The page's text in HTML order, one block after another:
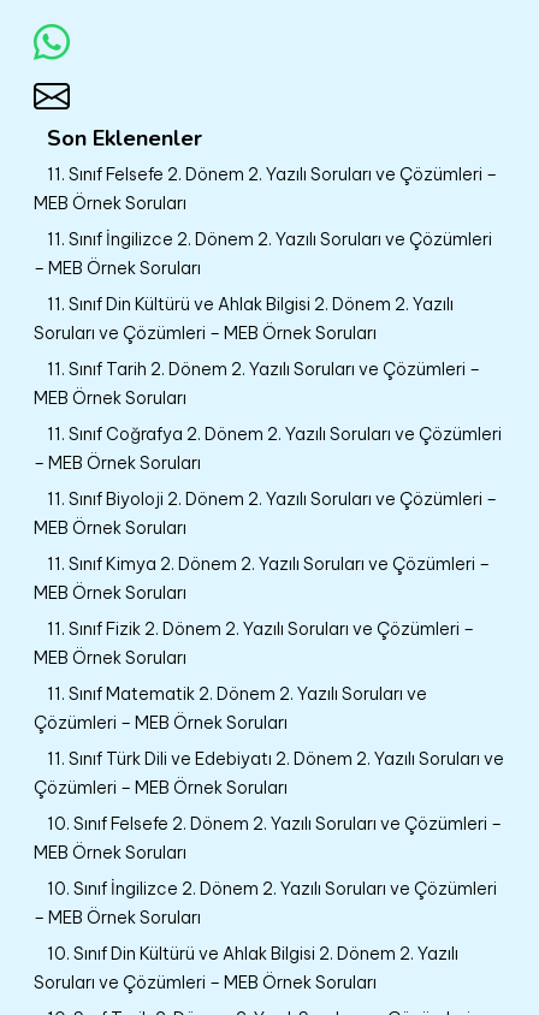
Son Eklenenler
11. Sınıf Felsefe 2. Dönem 2. Yazılı Soruları ve Çözümleri –
MEB Örnek Soruları
11. Sınıf İngilizce 2. Dönem 2. Yazılı Soruları ve Çözümleri
– MEB Örnek Soruları
11. Sınıf Din Kültürü ve Ahlak Bilgisi 2. Dönem 2. Yazılı
Soruları ve Çözümleri – MEB Örnek Soruları
11. Sınıf Tarih 2. Dönem 2. Yazılı Soruları ve Çözümleri –
MEB Örnek Soruları
11. Sınıf Coğrafya 2. Dönem 2. Yazılı Soruları ve Çözümleri
– MEB Örnek Soruları
11. Sınıf Biyoloji 2. Dönem 2. Yazılı Soruları ve Çözümleri –
MEB Örnek Soruları
11. Sınıf Kimya 2. Dönem 2. Yazılı Soruları ve Çözümleri –
MEB Örnek Soruları
11. Sınıf Fizik 2. Dönem 2. Yazılı Soruları ve Çözümleri –
MEB Örnek Soruları
11. Sınıf Matematik 2. Dönem 2. Yazılı Soruları ve
Çözümleri – MEB Örnek Soruları
11. Sınıf Türk Dili ve Edebiyatı 2. Dönem 2. Yazılı Soruları ve
Çözümleri – MEB Örnek Soruları
10. Sınıf Felsefe 2. Dönem 2. Yazılı Soruları ve Çözümleri –
MEB Örnek Soruları
10. Sınıf İngilizce 2. Dönem 2. Yazılı Soruları ve Çözümleri
– MEB Örnek Soruları
10. Sınıf Din Kültürü ve Ahlak Bilgisi 2. Dönem 2. Yazılı
Soruları ve Çözümleri – MEB Örnek Soruları